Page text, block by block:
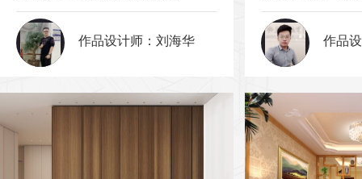
作品设计师：刘海华 作品